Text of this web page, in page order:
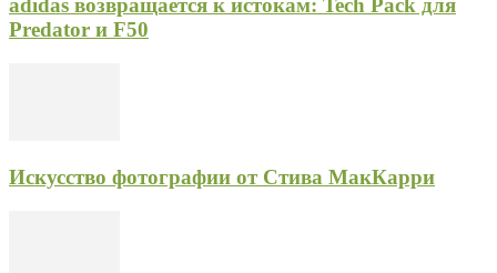
adidas возвращается к истокам: Tech Pack для
Predator и F50
Искусство фотографии от Стива МакКарри